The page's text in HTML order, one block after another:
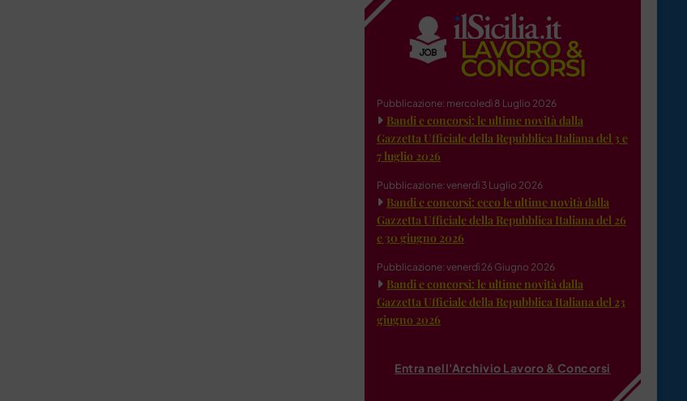
Pubblicazione: mercoledì 8 Luglio 2026
Bandi e concorsi: le ultime novità dalla
Gazzetta Ufficiale della Repubblica Italiana del 3 e
7 luglio 2026
Pubblicazione: venerdì 3 Luglio 2026
Bandi e concorsi: ecco le ultime novità dalla
Gazzetta Ufficiale della Repubblica Italiana del 26
e 30 giugno 2026
Pubblicazione: venerdì 26 Giugno 2026
Bandi e concorsi: le ultime novità dalla
Gazzetta Ufficiale della Repubblica Italiana del 23
giugno 2026
Entra nell'Archivio Lavoro & Concorsi